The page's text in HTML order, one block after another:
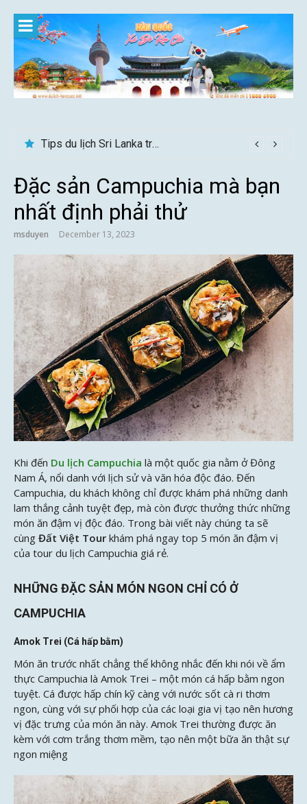
content
Tips du lịch Sri Lanka trọn vẹn cho người mới
24h ở Thụy Sĩ nên đi đâu, chơi gì?
Đặc sản Campuchia mà bạn
nhất định phải thử
msduyen December 13, 2023
Khi đến Du lịch Campuchia là một quốc gia nằm ở Đông
Nam Á, nổi danh với lịch sử và văn hóa độc đáo. Đến
Campuchia, du khách không chỉ được khám phá những danh
lam thắng cảnh tuyệt đẹp, mà còn được thưởng thức những
món ăn đậm vị độc đáo. Trong bài viết này chúng ta sẽ
cùng Đất Việt Tour khám phá ngay top 5 món ăn đậm vị
của tour du lịch Campuchia giá rẻ.
NHỮNG ĐẶC SẢN MÓN NGON CHỈ CÓ Ở
CAMPUCHIA
Amok Trei (Cá hấp bằm)
Món ăn trước nhất chẳng thể không nhắc đến khi nói về ẩm
thực Campuchia là Amok Trei – một món cá hấp bằm ngon
tuyệt. Cá được hấp chín kỹ càng với nước sốt cà ri thơm
ngon, cùng với sự phối hợp của các loại gia vị tạo nên hương
vị đặc trưng của món ăn này. Amok Trei thường được ăn
kèm với cơm trắng thơm mềm, tạo nên một bữa ăn thật sự
ngon miệng